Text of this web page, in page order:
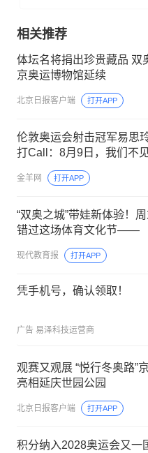
相关推荐
体坛名将捐出珍贵藏品 双
京奥运博物馆延续
北京日报客户端 打开APP
伦敦奥运会射击冠军易思
打Call：8月9日，我们不见
金羊网 打开APP
“双奥之城”带娃新体验！
错过这场体育文化节——
现代教育报 打开APP
凭手机号，确认领取！
广告 易泽科技运营商
观赛又观展 “悦行冬奥路”
亮相延庆世园公园
北京日报客户端 打开APP
积分纳入2028奥运会又一